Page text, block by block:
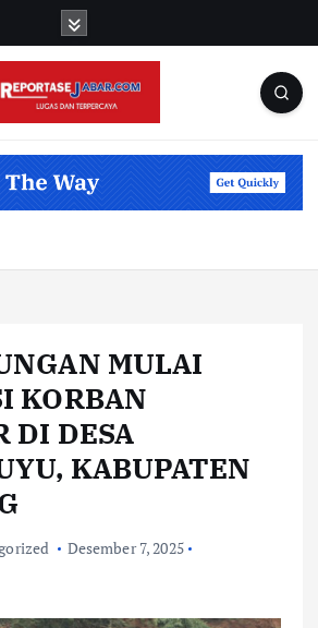
MULAI
KORBAN
DI DESA
KABUPATEN
Desember 7, 2025